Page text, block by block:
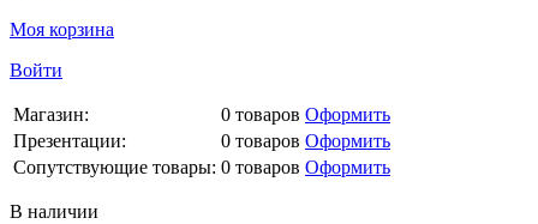
Моя корзина
Войти
Магазин: 0 товаров Оформить
Презентации:
0 товаров Оформить
Сопутствующие товары: 0 товаров Оформить
В наличии